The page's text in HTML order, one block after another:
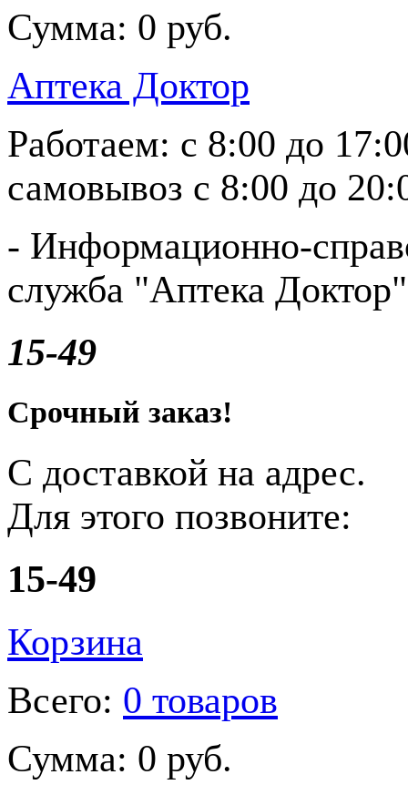
Сумма: 0 руб.
Аптека Доктор
Работаем: с 8:00 до
самовывоз с 8:00 до
- Информационно-
служба "Аптека
15-49
Срочный заказ!
С доставкой на адрес.
Для этого позвоните:
15-49
Корзина
Всего: 0 товаров
Сумма: 0 руб.